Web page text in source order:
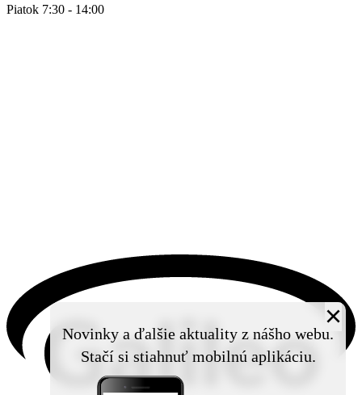
Novinky a ďalšie aktuality z nášho webu.
Stačí si stiahnuť mobilnú aplikáciu.
×
Piatok 7:30 - 14:00